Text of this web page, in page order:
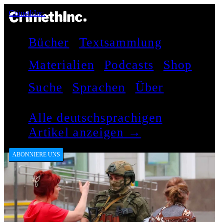
CrimethInc.
Bücher
Textsammlung
Materialien
Podcasts
Shop
Suche
Sprachen Über
Alle deutschsprachigen
Artikel anzeigen →
ABONNIERE UNS